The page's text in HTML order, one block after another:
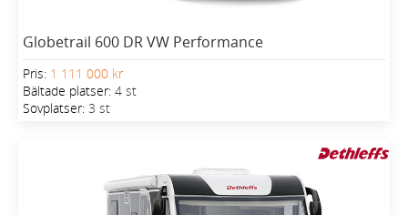
Globetrail 600 DR VW Performance
Pris: 1 111 000 kr
Bältade platser: 4 st
Sovplatser: 3 st